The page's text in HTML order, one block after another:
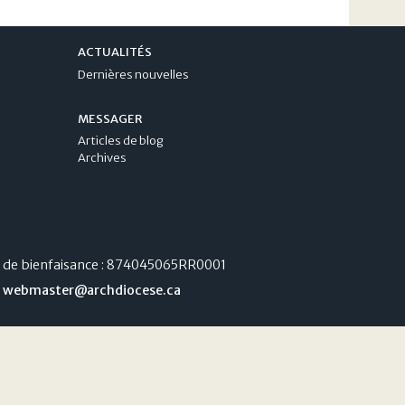
ACTUALITÉS
Dernières nouvelles
MESSAGER
Articles de blog
Archives
bienfaisance : 874045065RR0001
webmaster@archdiocese.ca